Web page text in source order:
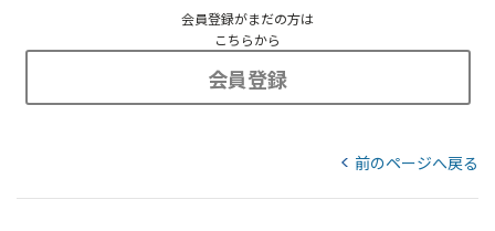
会員登録がまだの方は
こちらから
会員登録
前のページへ戻る